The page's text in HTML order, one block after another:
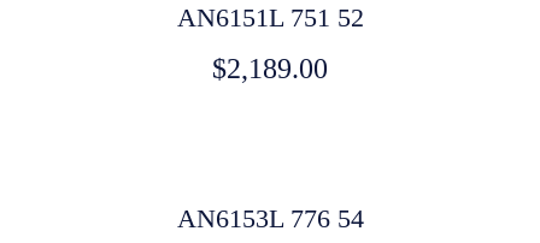
AN6151L 751 52
$2,189.00
AN6153L 776 54